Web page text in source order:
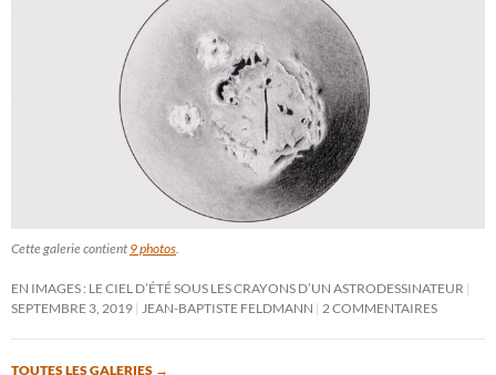
Cette galerie contient 9 photos.
EN IMAGES : LE CIEL D’ÉTÉ SOUS LES CRAYONS D’UN ASTRODESSINATEUR
SEPTEMBRE 3, 2019 JEAN-BAPTISTE FELDMANN 2 COMMENTAIRES
TOUTES LES GALERIES →